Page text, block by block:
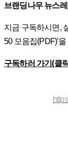
브랜딩나우 뉴스
지금 구독하시면,
50 모음집(PDF)’
구독하러 가기(클